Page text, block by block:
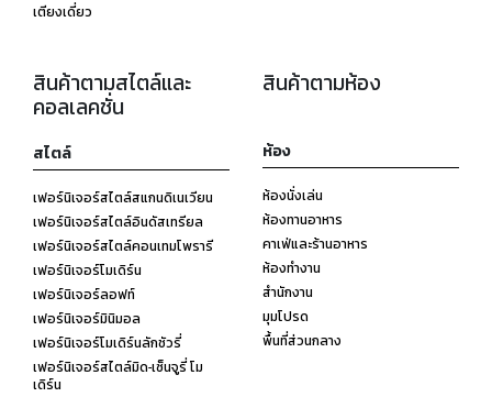
เตียงเดี่ยว
สินค้าตามสไตล์และ
คอลเลคชั่น
สไตล์
เฟอร์นิเจอร์สไตล์สแกนดิเนเวียน
เฟอร์นิเจอร์สไตล์อินดัสเทรียล
เฟอร์นิเจอร์สไตล์คอนเทมโพรารี
เฟอร์นิเจอร์โมเดิร์น
เฟอร์นิเจอร์ลอฟท์
เฟอร์นิเจอร์มินิมอล
เฟอร์นิเจอร์โมเดิร์นลักชัวรี่
เฟอร์นิเจอร์สไตล์มิด-เซ็นจูรี่ โม
เดิร์น
สินค้าตามห้อง
ห้อง
ห้องนั่งเล่น
ห้องทานอาหาร
คาเฟ่และร้านอาหาร
ห้องทำงาน
สำนักงาน
มุมโปรด
พื้นที่ส่วนกลาง